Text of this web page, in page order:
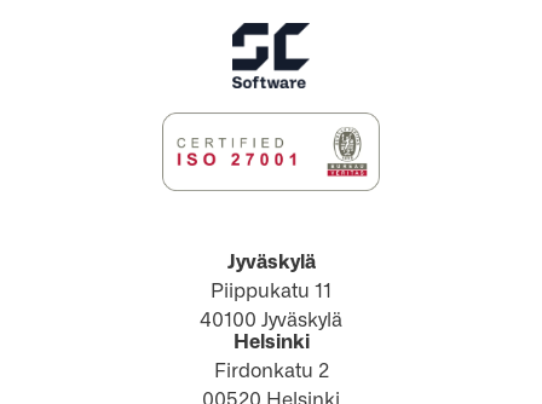
Jyväskylä
Piippukatu 11
40100 Jyväskylä
Helsinki
Firdonkatu 2
00520 Helsinki